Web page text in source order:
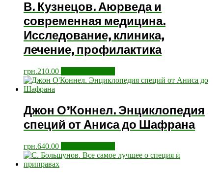
В. Кузнецов. Аюрведа и
современная медицина.
Исследование, клиника,
лечение, профилактика
грн.210.00
Джон О’Коннел. Энциклопедия
специй от Аниса до Шафрана
грн.640.00